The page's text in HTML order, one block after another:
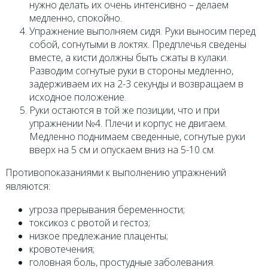
нужно делать их очень интенсивно – делаем
медленно, спокойно.
Упражнение выполняем сидя. Руки выносим перед
собой, согнутыми в локтях. Предплечья сведены
вместе, а кисти должны быть сжаты в кулаки.
Разводим согнутые руки в стороны медленно,
задерживаем их на 2-3 секунды и возвращаем в
исходное положение.
Руки остаются в той же позиции, что и при
упражнении №4. Плечи и корпус не двигаем.
Медленно поднимаем сведенные, согнутые руки
вверх на 5 см и опускаем вниз на 5-10 см.
Противопоказаниями к выполнению упражнений
являются:
угроза прерывания беременности;
токсикоз с рвотой и гестоз;
низкое предлежание плаценты;
кровотечения;
головная боль, простудные заболевания.